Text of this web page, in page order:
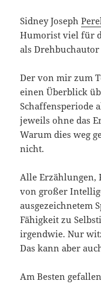
Sidney Joseph
Humorist viel für
als
Der von mir zum
einen Überblick
Schaffensperiode
jeweils ohne das
Warum dies weg
nicht.
Alle Erzählungen,
von großer
ausgezeichnetem
Fähigkeit zu
irgendwie. Nur
Das kann aber
Am Besten